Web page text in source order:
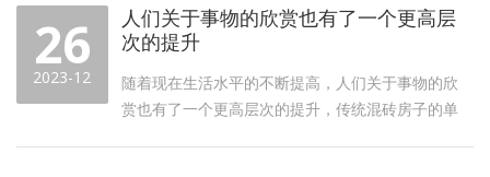
层较低，一般是使用不了框...
26
2023-12
人们关于事物的欣赏也有了一个更高层
次的提升
随着现在生活水平的不断提高，人们关于事物的欣
赏也有了一个更高层次的提升，传统混砖房子的单